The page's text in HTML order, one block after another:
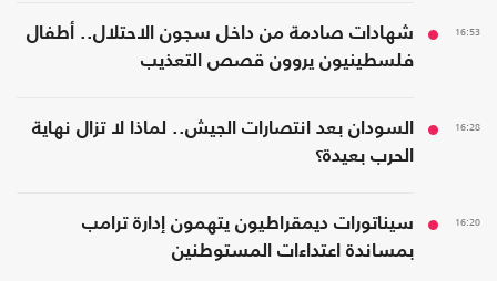
16:53
شهادات صادمة من داخل سجون الاحتلال.. أطفال
فلسطينيون يروون قصص التعذيب
16:28
السودان بعد انتصارات الجيش.. لماذا لا تزال نهاية
الحرب بعيدة؟
16:20
سيناتورات ديمقراطيون يتهمون إدارة ترامب
بمساندة اعتداءات المستوطنين